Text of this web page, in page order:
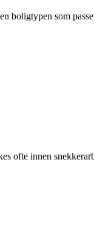
boligtypen som
ofte innen